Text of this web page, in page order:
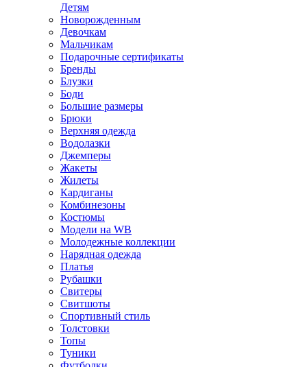
Детям
Новорожденным
Девочкам
Мальчикам
Подарочные сертификаты
Бренды
Блузки
Боди
Большие размеры
Брюки
Верхняя одежда
Водолазки
Джемперы
Жакеты
Жилеты
Кардиганы
Комбинезоны
Костюмы
Модели на WB
Молодежные коллекции
Нарядная одежда
Платья
Рубашки
Свитеры
Свитшоты
Спортивный стиль
Толстовки
Топы
Туники